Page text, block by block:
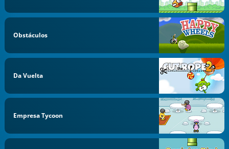
Obstáculos
Da Vuelta
Empresa Tycoon